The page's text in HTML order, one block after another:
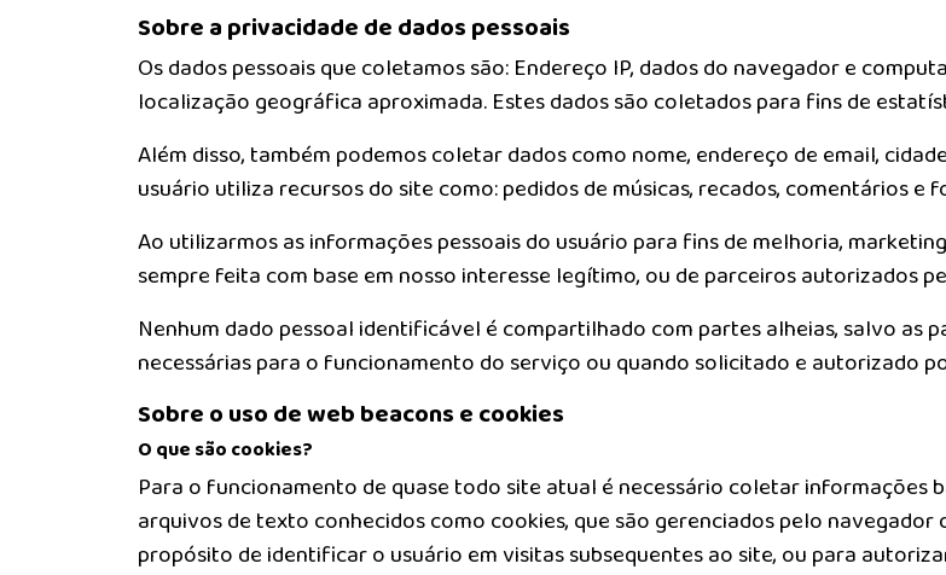
Sobre a privacidade de dados pessoais
Os dados pessoais que coletamos são: Endereço IP, dados do navegador e
localização geográfica aproximada. Estes dados são coletados para fins de
Além disso, também podemos coletar dados como nome, endereço de email,
usuário utiliza recursos do site como: pedidos de músicas, recados, comentários
Ao utilizarmos as informações pessoais do usuário para fins de melhoria,
sempre feita com base em nosso interesse legítimo, ou de parceiros autorizados
Nenhum dado pessoal identificável é compartilhado com partes alheias, salvo as
necessárias para o funcionamento do serviço ou quando solicitado e autorizado
Sobre o uso de web beacons e cookies
O que são cookies?
Para o funcionamento de quase todo site atual é necessário coletar informações
arquivos de texto conhecidos como cookies, que são gerenciados pelo
propósito de identificar o usuário em visitas subsequentes ao site, ou para